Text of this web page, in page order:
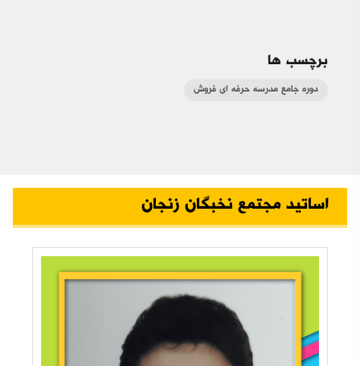
برچسب ها
دوره جامع مدرسه حرفه اي فروش
اساتید مجتمع نخبگان زنجان